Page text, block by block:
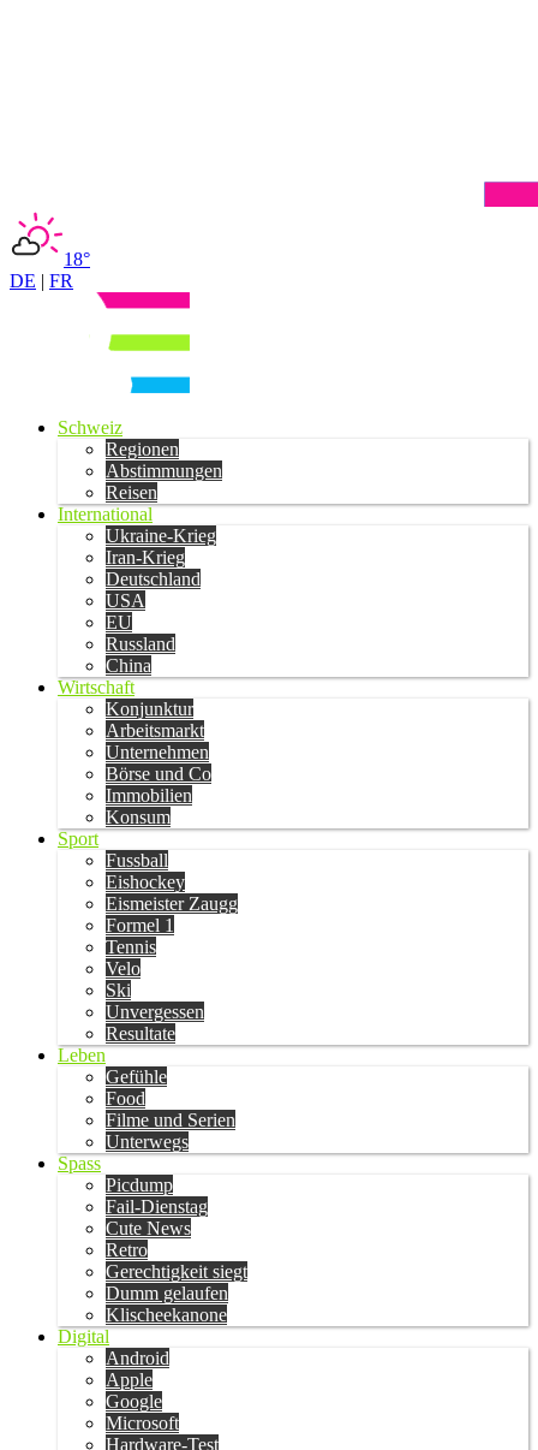
18°
DE | FR
Schweiz
Regionen
Abstimmungen
Reisen
International
Ukraine-Krieg
Iran-Krieg
Deutschland
USA
EU
Russland
China
Wirtschaft
Konjunktur
Arbeitsmarkt
Unternehmen
Börse und Co
Immobilien
Konsum
Sport
Fussball
Eishockey
Eismeister Zaugg
Formel 1
Tennis
Velo
Ski
Unvergessen
Resultate
Leben
Gefühle
Food
Filme und Serien
Unterwegs
Spass
Picdump
Fail-Dienstag
Cute News
Retro
Gerechtigkeit siegt
Dumm gelaufen
Klischeekanone
Digital
Android
Apple
Google
Microsoft
Hardware-Test